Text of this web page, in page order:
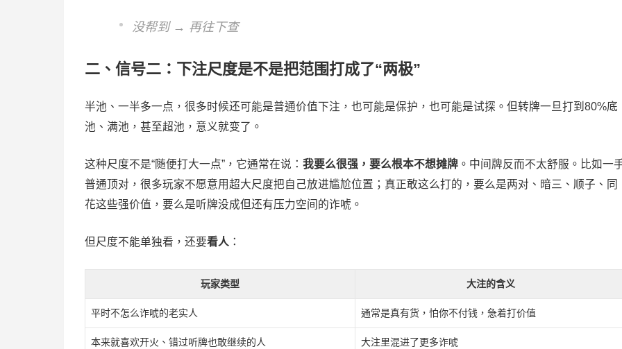
没帮到 → 再往下查
二、信号二：下注尺度是不是把范围打成了“两极”
半池、一半多一点，很多时候还可能是普通价值下注，也可能是保护，也可能是试探。但转牌一旦打到80%底
池、满池，甚至超池，意义就变了。
这种尺度不是“随便打大一点”，它通常在说： 我要么很强，要么根本不想摊牌 。中间牌反而不太舒服。比如一
普通顶对，很多玩家不愿意用超大尺度把自己放进尴尬位置；真正敢这么打的，要么是两对、暗三、顺子、同
花这些强价值，要么是听牌没成但还有压力空间的诈唬。
但尺度不能单独看，还要看人 ：
玩家类型 大注的含义
平时不怎么诈唬的老实人 通常是真有货，怕你不付钱，急着打价值
本来就喜欢开火、错过听牌也敢继续的人 大注里混进了更多诈唬